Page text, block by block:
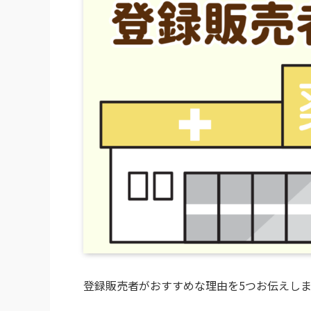
登録販売者がおすすめな理由を5つお伝えし